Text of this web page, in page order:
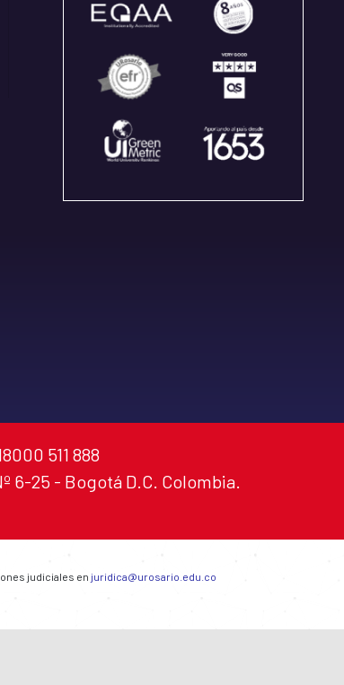
511 888
6-25 - Bogotá D.C. Colombia.
judiciales en juridica@urosario.edu.co